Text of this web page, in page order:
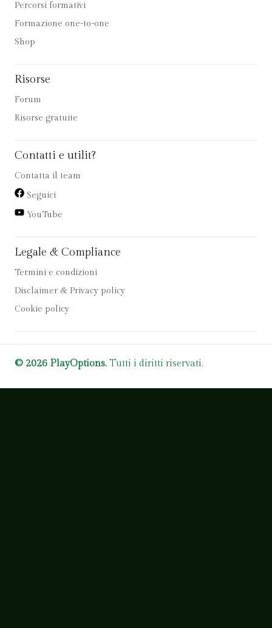
Percorsi formativi
Formazione one-to-one
Shop
Risorse
Forum
Risorse gratuite
Contatti e utilit?
Contatta il team
Seguici
YouTube
Legale & Compliance
Termini e condizioni
Disclaimer & Privacy policy
Cookie policy
© 2026 PlayOptions. Tutti i diritti riservati.